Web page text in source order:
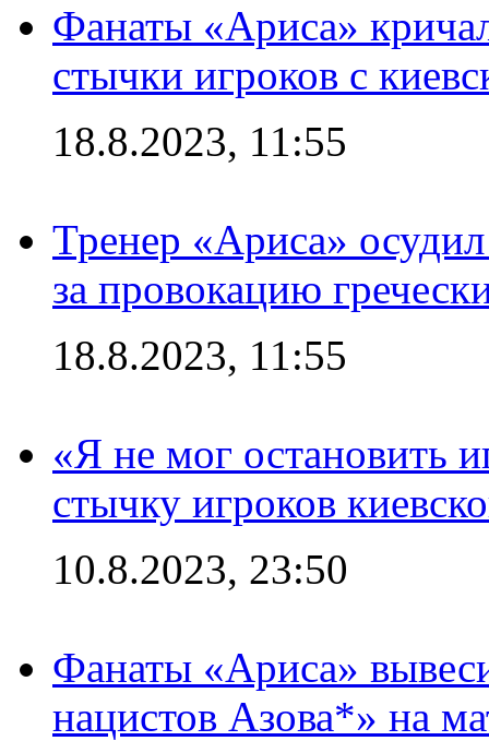
Фанаты «Ариса»
стычки игроков с
18.8.2023, 11:55
Тренер «Ариса»
за провокацию
18.8.2023, 11:55
«Я не мог остановить
стычку игроков
10.8.2023, 23:50
Фанаты «Ариса»
нацистов Азова*» на